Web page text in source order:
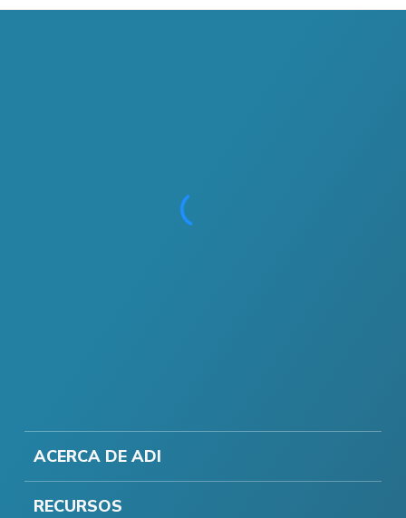
ACERCA DE ADI
RECURSOS